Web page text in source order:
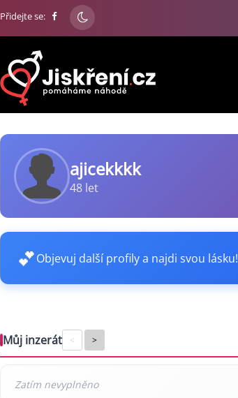
Přidejte se:
ajicekkkk
48 let
💕Objevuj další profily a najdi svou lásku!
Můj inzerát < >